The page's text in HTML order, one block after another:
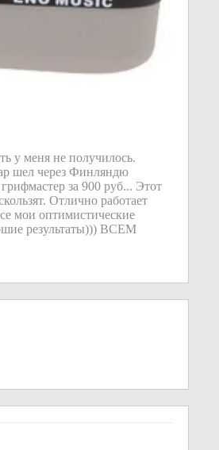
у меня не получилось.
шел через Финляндю
за 900 руб... Этот
Отлично работает
мои оптимистические
результаты))) ВСЕМ